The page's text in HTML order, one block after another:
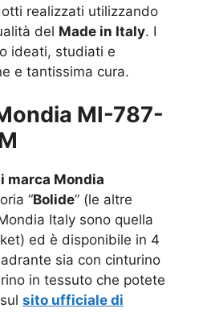
realizzati utilizzando
del Made in Italy. I
ideati, studiati e
e tantissima cura.
MI-787-
marca Mondia
“Bolide” (le altre
Italy sono quella
ed è disponibile in 4
sia con cinturino
in tessuto che potete
sito ufficiale di